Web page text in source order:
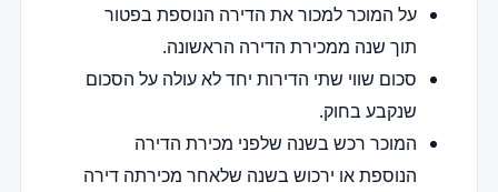
על המוכר למכור את הדירה הנוספת בפטור
תוך שנה ממכירת הדירה הראשונה.
סכום שווי שתי הדירות יחד לא עולה על הסכום
שנקבע בחוק.
המוכר רכש בשנה שלפני מכירת הדירה
הנוספת או ירכוש בשנה שלאחר מכירתה דירה